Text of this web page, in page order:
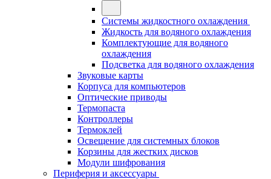
Системы жидкостного охлаждения
Жидкость для водяного охлаждения
Комплектующие для водяного
охлаждения
Подсветка для водяного охлаждения
Звуковые карты
Корпуса для компьютеров
Оптические приводы
Термопаста
Контроллеры
Термоклей
Освещение для системных блоков
Корзины для жестких дисков
Модули шифрования
Периферия и аксессуары